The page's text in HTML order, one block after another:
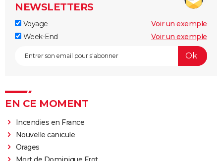
NEWSLETTERS
Voyage
Voir un exemple
Week-End
Voir un exemple
EN CE MOMENT
Incendies en France
Nouvelle canicule
Orages